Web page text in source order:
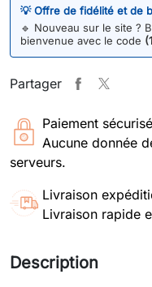
💡 Offre de fidélité et de
🔹 Nouveau sur le site ?
bienvenue avec le code
Partager
Paiement sécurisé
Aucune donnée
serveurs.
Livraison
Livraison rapide
Description